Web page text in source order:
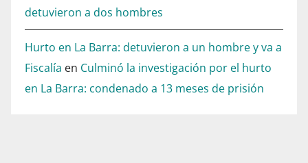
detuvieron a dos hombres
Hurto en La Barra: detuvieron a un hombre y va a
Fiscalía en Culminó la investigación por el hurto
en La Barra: condenado a 13 meses de prisión